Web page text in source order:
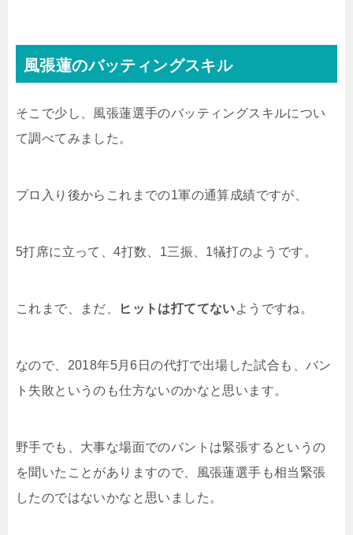
風張蓮のバッティングスキル
そこで少し、風張蓮選手のバッティングスキルについ
て調べてみました。
プロ入り後からこれまでの1軍の通算成績ですが、
5打席に立って、4打数、1三振、1犠打のようです。
これまで、まだ、 ヒットは打ててないようですね。
なので、2018年5月6日の代打で出場した試合も、バン
ト失敗というのも仕方ないのかなと思います。
野手でも、大事な場面でのバントは緊張するというの
を聞いたことがありますので、風張蓮選手も相当緊張
したのではないかなと思いました。